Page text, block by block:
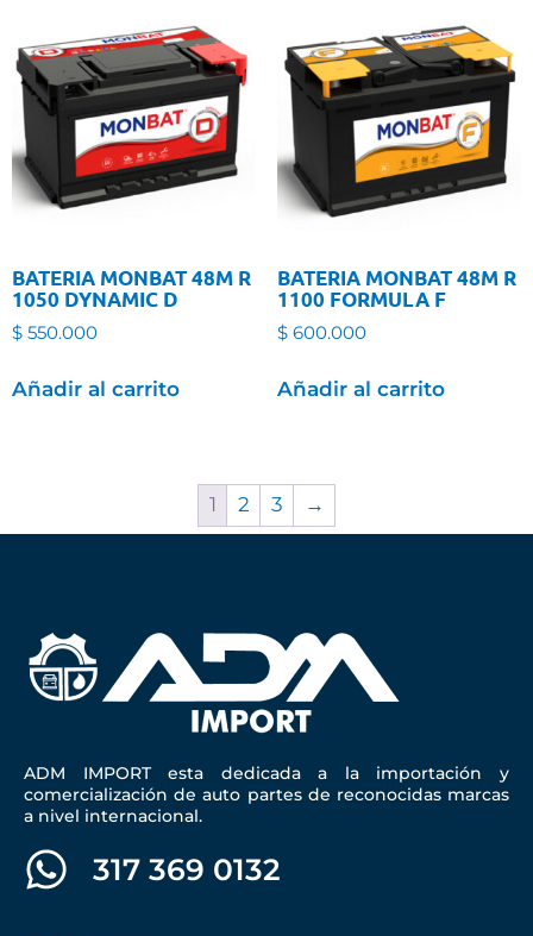
BATERIA MONBAT 48M R
1050 DYNAMIC D
$ 550.000
Añadir al carrito
BATERIA MONBAT 48M R
1100 FORMULA F
$600.000
Añadir al carrito
1 2 3 →
ADM IMPORT esta dedicada a la importación y
comercialización de auto partes de reconocidas marcas
a nivel internacional.
317 369 0132